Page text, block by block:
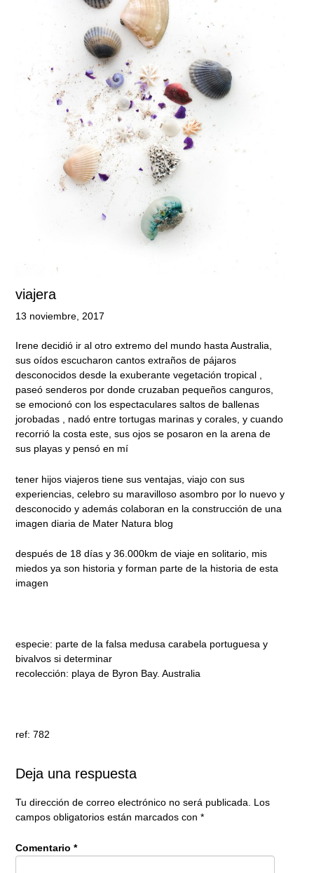
viajera
13 noviembre, 2017
Irene decidió ir al otro extremo del mundo hasta Australia,
sus oídos escucharon cantos extraños de pájaros
desconocidos desde la exuberante vegetación tropical ,
paseó senderos por donde cruzaban pequeños canguros,
se emocionó con los espectaculares saltos de ballenas
jorobadas , nadó entre tortugas marinas y corales, y cuando
recorrió la costa este, sus ojos se posaron en la arena de
sus playas y pensó en mí
tener hijos viajeros tiene sus ventajas, viajo con sus
experiencias, celebro su maravilloso asombro por lo nuevo y
desconocido y además colaboran en la construcción de una
imagen diaria de Mater Natura blog
después de 18 días y 36.000km de viaje en solitario, mis
miedos ya son historia y forman parte de la historia de esta
imagen
especie: parte de la falsa medusa carabela portuguesa y
bivalvos si determinar
recolección: playa de Byron Bay. Australia
ref: 782
Deja una respuesta
Tu dirección de correo electrónico no será publicada. Los
campos obligatorios están marcados con *
Comentario *